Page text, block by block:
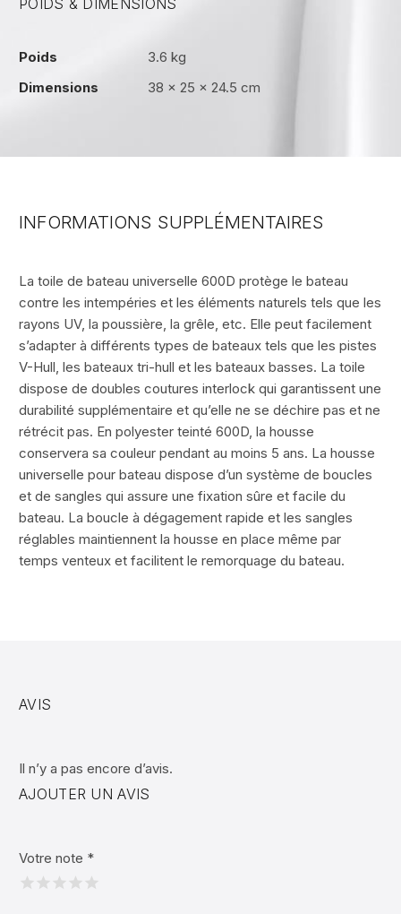
POIDS & DIMENSIONS
Poids
3.6 kg
Dimensions
38 × 25 × 24.5 cm
INFORMATIONS SUPPLÉMENTAIRES
La toile de bateau universelle 600D protège le bateau
contre les intempéries et les éléments naturels tels que les
rayons UV, la poussière, la grêle, etc. Elle peut facilement
s’adapter à différents types de bateaux tels que les pistes
V-Hull, les bateaux tri-hull et les bateaux basses. La toile
dispose de doubles coutures interlock qui garantissent une
durabilité supplémentaire et qu’elle ne se déchire pas et ne
rétrécit pas. En polyester teinté 600D, la housse
conservera sa couleur pendant au moins 5 ans. La housse
universelle pour bateau dispose d’un système de boucles
et de sangles qui assure une fixation sûre et facile du
bateau. La boucle à dégagement rapide et les sangles
réglables maintiennent la housse en place même par
temps venteux et facilitent le remorquage du bateau.
AVIS
Il n’y a pas encore d’avis.
AJOUTER UN AVIS
Votre note *